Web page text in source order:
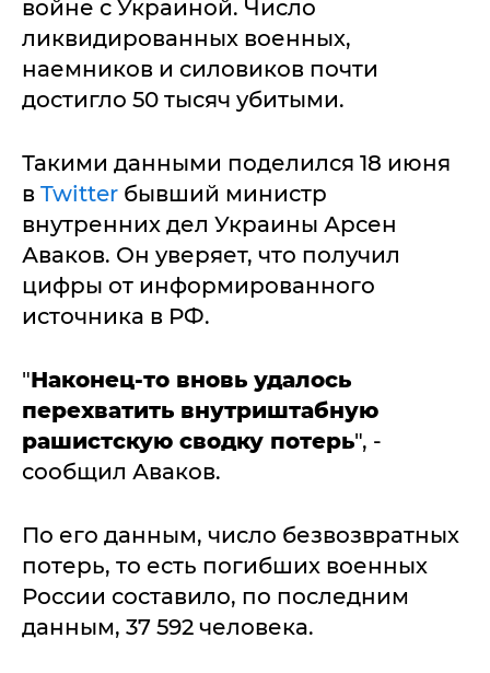
войне с Украиной. Число
ликвидированных военных,
наемников и силовиков почти
достигло 50 тысяч убитыми.
Такими данными поделился 18 июня
в Twitter бывший министр
внутренних дел Украины Арсен
Аваков. Он уверяет, что получил
цифры от информированного
источника в РФ.
"Наконец-то вновь удалось
перехватить внутриштабную
рашистскую сводку потерь", -
сообщил Аваков.
По его данным, число безвозвратных
потерь, то есть погибших военных
России составило, по последним
данным, 37 592 человека.